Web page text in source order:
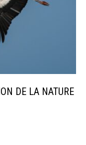
DE LA NATURE